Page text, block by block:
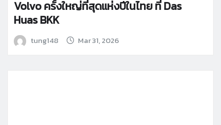
Volvo ครั้งใหญ่ที่สุดแห่งปีในไทย ที่ Das
Huas BKK
tung148 Mar 31, 2026